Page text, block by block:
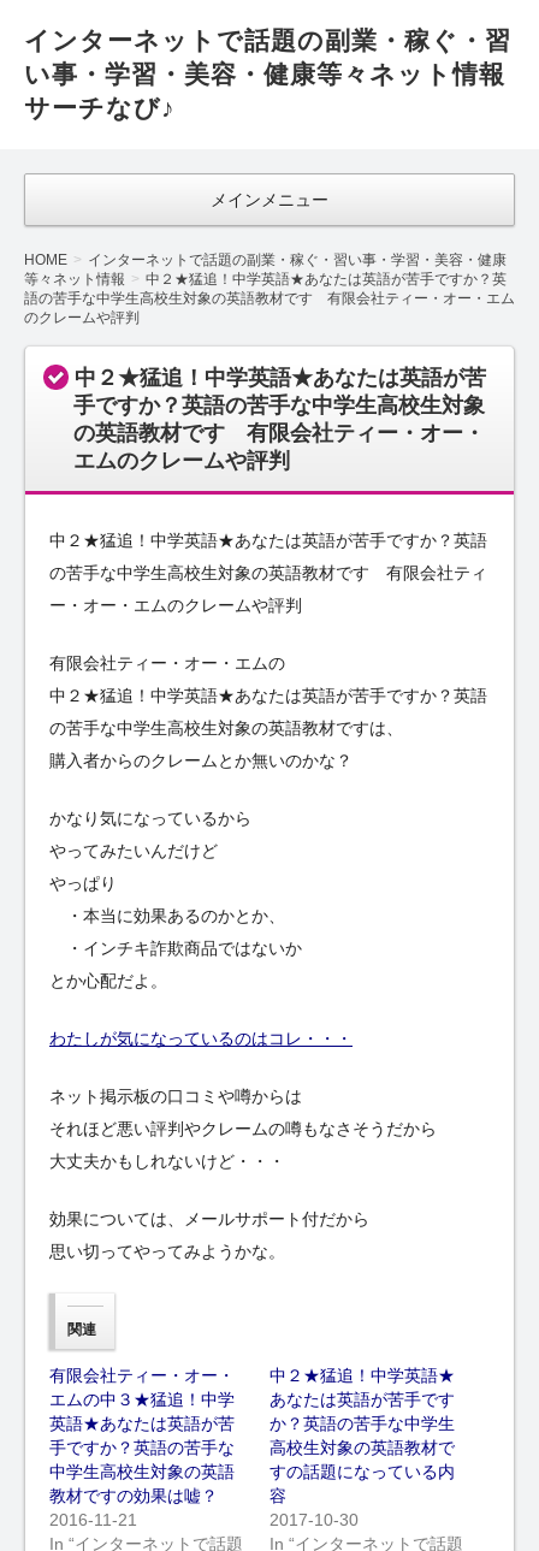
インターネットで話題の副業・稼ぐ・習
い事・学習・美容・健康等々ネット情報
サーチなび♪
メインメニュー
HOME
インターネットで話題の副業・稼ぐ・習い事・学習・美容・健康
等々ネット情報
中２★猛追！中学英語★あなたは英語が苦手ですか？英
語の苦手な中学生高校生対象の英語教材です 有限会社ティー・オー・エム
のクレームや評判
中２★猛追！中学英語★あなたは英語が苦
手ですか？英語の苦手な中学生高校生対象
の英語教材です 有限会社ティー・オー・
エムのクレームや評判
中２★猛追！中学英語★あなたは英語が苦手ですか？英語
の苦手な中学生高校生対象の英語教材です 有限会社ティ
ー・オー・エムのクレームや評判
有限会社ティー・オー・エムの
中２★猛追！中学英語★あなたは英語が苦手ですか？英語
の苦手な中学生高校生対象の英語教材ですは、
購入者からのクレームとか無いのかな？
かなり気になっているから
やってみたいんだけど
やっぱり
・本当に効果あるのかとか、
・インチキ詐欺商品ではないか
とか心配だよ。
わたしが気になっているのはコレ・・・
ネット掲示板の口コミや噂からは
それほど悪い評判やクレームの噂もなさそうだから
大丈夫かもしれないけど・・・
効果については、メールサポート付だから
思い切ってやってみようかな。
関連
有限会社ティー・オー・
エムの中３★猛追！中学
英語★あなたは英語が苦
手ですか？英語の苦手な
中学生高校生対象の英語
教材ですの効果は嘘？
2016-11-21
In “インターネットで話題
中２★猛追！中学英語★
あなたは英語が苦手です
か？英語の苦手な中学生
高校生対象の英語教材で
すの話題になっている内
容
2017-10-30
In “インターネットで話題